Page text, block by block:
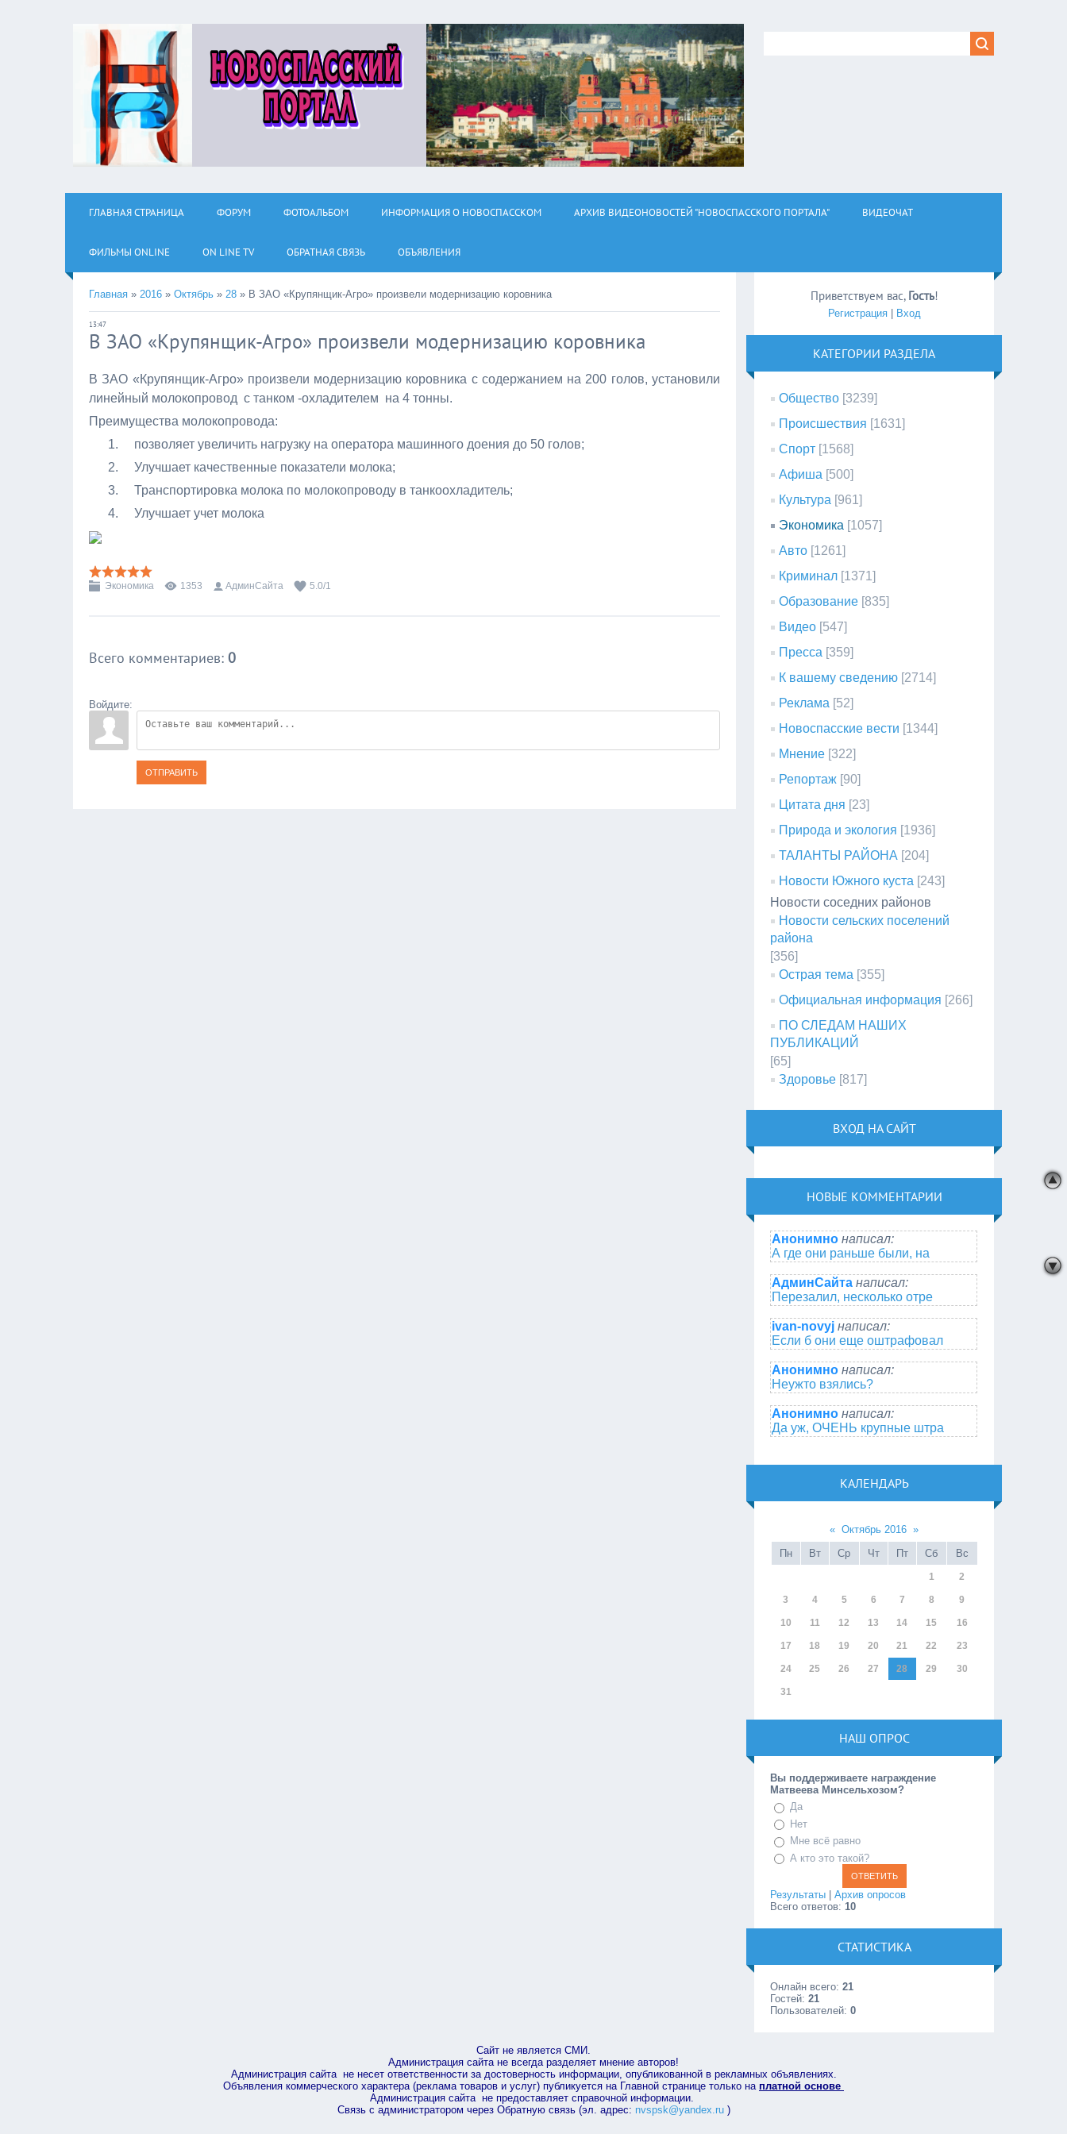
ГЛАВНАЯ СТРАНИЦА ФОРУМ ФОТОАЛЬБОМ ИНФОРМАЦИЯ О НОВОСПАССКОМ АРХИВ ВИДЕОНОВОСТЕЙ "НОВОСПАССКОГО ПОРТАЛА" ВИДЕОЧАТ
ФИЛЬМЫ ОNLINE ON LINE TV ОБРАТНАЯ СВЯЗЬ ОБЪЯВЛЕНИЯ
Главная » 2016 » Октябрь » 28 » В ЗАО «Крупянщик-Агро» произвели модернизацию коровника
13:47
В ЗАО «Крупянщик-Агро» произвели модернизацию коровника
В ЗАО «Крупянщик-Агро» произвели модернизацию коровника с содержанием на 200 голов, установили
линейный молокопровод с танком -охладителем на 4 тонны.
Преимущества молокопровода:
1. позволяет увеличить нагрузку на оператора машинного доения до 50 голов;
2. Улучшает качественные показатели молока;
3. Транспортировка молока по молокопроводу в танкоохладитель;
4. Улучшает учет молока
Экономика 1353 АдминСайта 5.0/1
Всего комментариев: 0
Войдите:
ОТПРАВИТЬ
Приветствуем вас, Гость!
Регистрация| Вход
КАТЕГОРИИ РАЗДЕЛА
Общество [3239]
Происшествия [1631]
Спорт [1568]
Афиша [500]
Культура [961]
Экономика [1057]
Авто [1261]
Криминал [1371]
Образование [835]
Видео [547]
Пресса [359]
К вашему сведению [2714]
Реклама [52]
Новоспасские вести [1344]
Мнение [322]
Репортаж [90]
Цитата дня [23]
Природа и экология [1936]
ТАЛАНТЫ РАЙОНА [204]
Новости Южного куста [243]
Новости соседних районов
Новости сельских поселений
района
[356]
Острая тема [355]
Официальная информация [266]
ПО СЛЕДАМ НАШИХ
ПУБЛИКАЦИЙ
[65]
Здоровье [817]
ВХОД НА САЙТ
НОВЫЕ КОММЕНТАРИИ
Анонимно написал:
А где они раньше были, на
АдминСайта написал:
Перезалил, несколько отре
ivan-novyj написал:
Если б они еще оштрафовал
Анонимно написал:
Неужто взялись?
Анонимно написал:
Да уж, ОЧЕНЬ крупные штра
КАЛЕНДАРЬ
« Октябрь 2016 »
Пн
Вт Ср Чт Пт Сб Вс
1 2
3 4 5 6 7 8 9
10 11 12 13 14 15 16
17 18 19 20 21 22 23
24 25 26 27 28 29 30
31
НАШ ОПРОС
Вы поддерживаете награждение
Матвеева Минсельхозом?
Да
Нет
Мне всё равно
А кто это такой?
Результаты |Архив опросов
Всего ответов:10
СТАТИСТИКА
Онлайн всего:21
Гостей:21
Пользователей:0
Сайт не является СМИ.
Администрация сайта не всегда разделяет мнение авторов!
Администрация сайта не несет ответственности за достоверность информации, опубликованной в рекламных объявлениях.
Объявления коммерческого характера (реклама товаров и услуг) публикуется на Главной странице только на платной основе
Администрация сайта не предоставляет справочной информации.
Связь с администратором через Обратную связь (эл. адрес: nvspsk@yandex.ru)